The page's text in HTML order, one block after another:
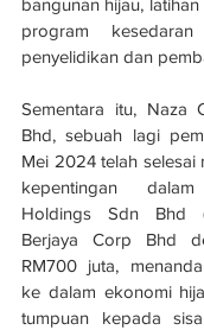
bangunan hijau,
program
penyelidikan dan
Sementara itu, Naza
Bhd, sebuah lagi
Mei 2024 telah selesai
kepentingan
Holdings Sdn Bhd
Berjaya Corp Bhd
RM700 juta,
ke dalam ekonomi
tumpuan kepada